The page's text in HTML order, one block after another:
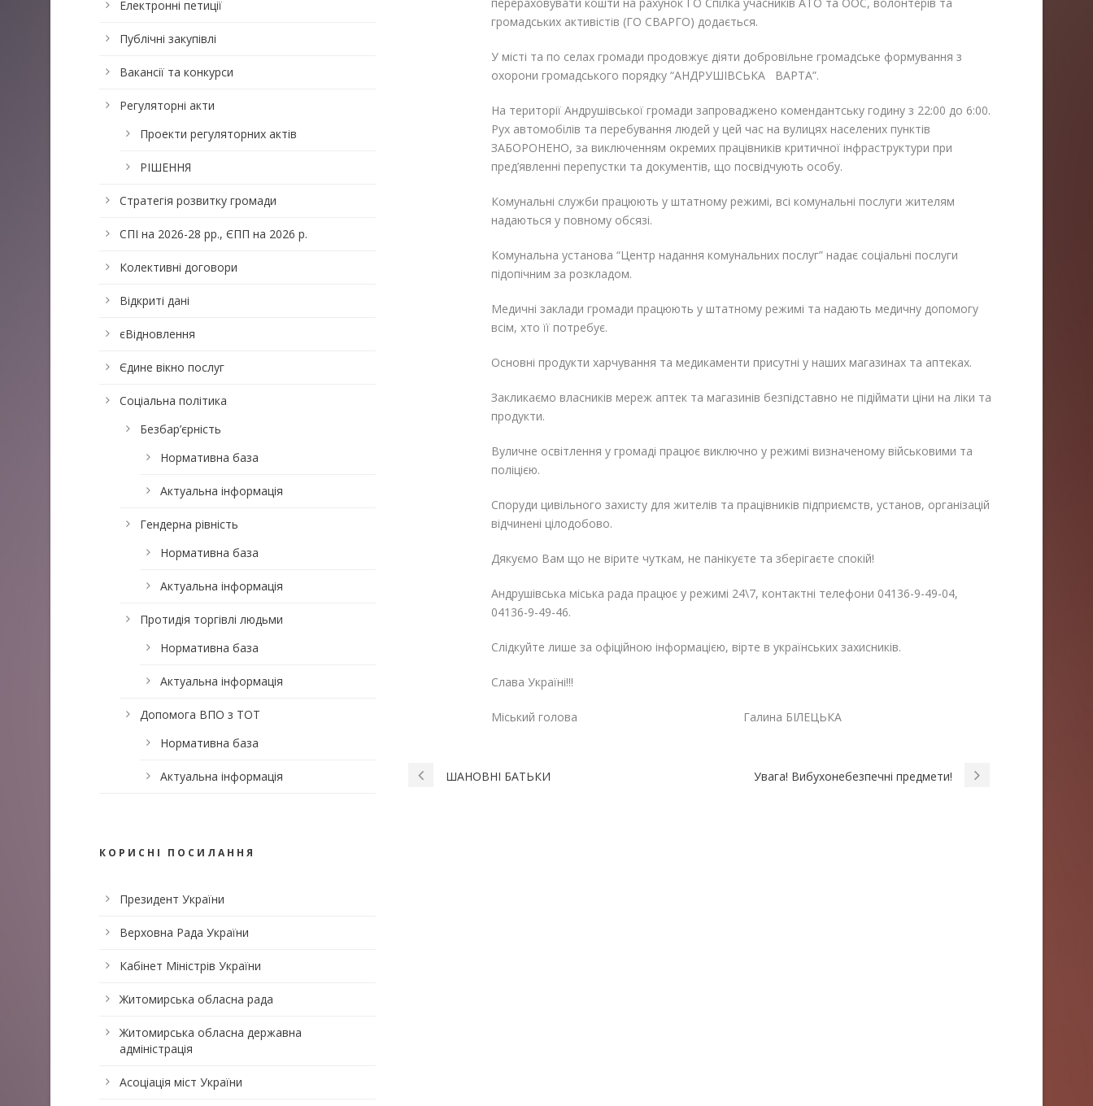
громадських активістів (ГО СВАРГО) додається.
У місті та по селах громади продовжує діяти добровільне громадське формування з
охорони громадського порядку “АНДРУШІВСЬКА ВАРТА”.
На території Андрушівської громади запроваджено комендантську годину з 22:00 до 6:00.
Рух автомобілів та перебування людей у цей час на вулицях населених пунктів
ЗАБОРОНЕНО, за виключенням окремих працівників критичної інфраструктури при
пред’явленні перепустки та документів, що посвідчують особу.
Комунальні служби працюють у штатному режимі, всі комунальні послуги жителям
надаються у повному обсязі.
Комунальна установа “Центр надання комунальних послуг” надає соціальні послуги
підопічним за розкладом.
Медичні заклади громади працюють у штатному режимі та надають медичну допомогу
всім, хто її потребує.
Основні продукти харчування та медикаменти присутні у наших магазинах та аптеках.
Закликаємо власників мереж аптек та магазинів безпідставно не підіймати ціни на ліки та
продукти.
Вуличне освітлення у громаді працює виключно у режимі визначеному військовими та
поліцією.
Споруди цивільного захисту для жителів та працівників підприємств, установ, організацій
відчинені цілодобово.
Дякуємо Вам що не вірите чуткам, не панікуєте та зберігаєте спокій!
Андрушівська міська рада працює у режимі 24\7, контактні телефони 04136-9-49-04,
04136-9-49-46.
Слідкуйте лише за офіційною інформацією, вірте в українських захисників.
Слава Україні!!!
Міський голова Галина БІЛЕЦЬКА
ШАНОВНІ БАТЬКИ Увага! Вибухонебезпечні предмети!
Електронні петиції
Публічні закупівлі
Вакансії та конкурси
Регуляторні акти
Проекти регуляторних актів
РІШЕННЯ
Стратегія розвитку громади
СПІ на 2026-28 рр., ЄПП на 2026 р.
Колективні договори
Відкриті дані
єВідновлення
Єдине вікно послуг
Соціальна політика
Безбар’єрність
Нормативна база
Актуальна інформація
Гендерна рівність
Нормативна база
Актуальна інформація
Протидія торгівлі людьми
Нормативна база
Актуальна інформація
Допомога ВПО з ТОТ
Нормативна база
Актуальна інформація
КОРИСНІ ПОСИЛАННЯ
Президент України
Верховна Рада України
Кабінет Міністрів України
Житомирська обласна рада
Житомирська обласна державна
адміністрація
Асоціація міст України